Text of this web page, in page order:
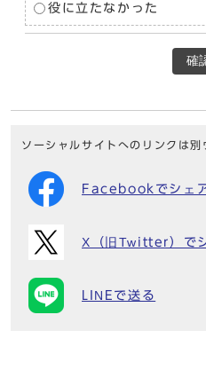
役に立たなかった
確
ソーシャルサイトへのリンクは別
Facebookでシェ
X（旧Twitter）で
LINEで送る